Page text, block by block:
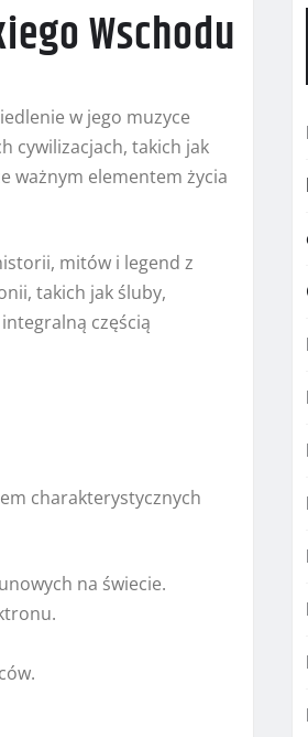
Wschodu
w jego muzyce
cywilizacjach, takich jak
ważnym elementem życia
mitów i legend z
takich jak śluby,
częścią
charakterystycznych
na świecie.